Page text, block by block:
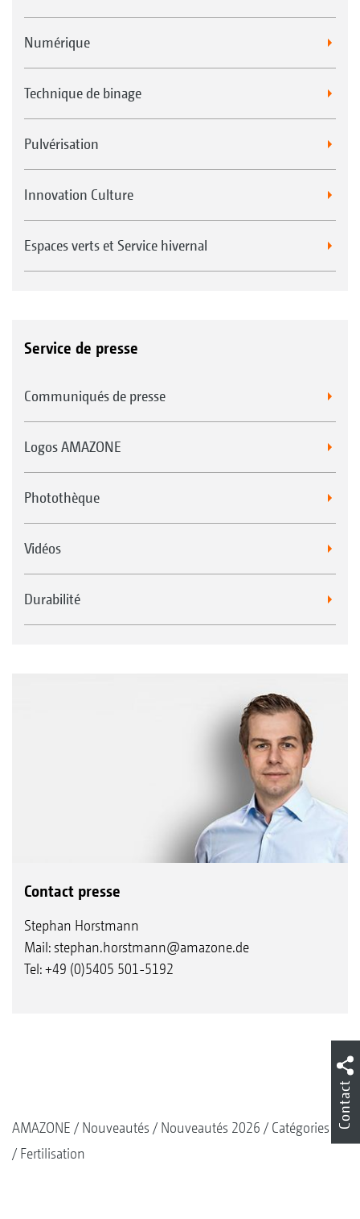
Numérique
Technique de binage
Pulvérisation
Innovation Culture
Espaces verts et Service hivernal
Service de presse
Communiqués de presse
Logos AMAZONE
Photothèque
Vidéos
Durabilité
Contact presse
Stephan Horstmann
Mail: stephan.horstmann@amazone.de
Tel: +49 (0)5405 501-5192
AMAZONE Nouveautés Nouveautés 2026
Catégories
Fertilisation
Contact